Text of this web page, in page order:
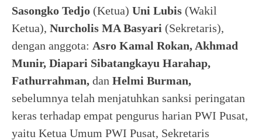
Sasongko Tedjo (Ketua) Uni Lubis (Wakil
Ketua), Nurcholis MA Basyari (Sekretaris),
dengan anggota: Asro Kamal Rokan, Akhmad
Munir, Diapari Sibatangkayu Harahap,
Fathurrahman, dan Helmi Burman,
sebelumnya telah menjatuhkan sanksi peringatan
keras terhadap empat pengurus harian PWI Pusat,
yaitu Ketua Umum PWI Pusat, Sekretaris